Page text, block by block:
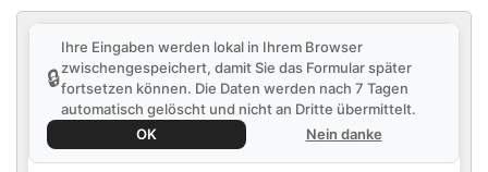
🔒
Ihre Eingaben werden lokal in Ihrem Browser
zwischengespeichert, damit Sie das Formular später
fortsetzen können. Die Daten werden nach 7 Tagen
automatisch gelöscht und nicht an Dritte übermittelt.
OK
Nein danke